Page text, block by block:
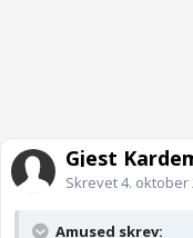
Gjest
Skrevet4. oktober
Amused skrev: